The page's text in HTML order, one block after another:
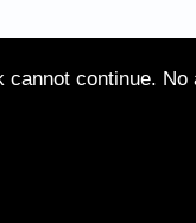
cannot continue.